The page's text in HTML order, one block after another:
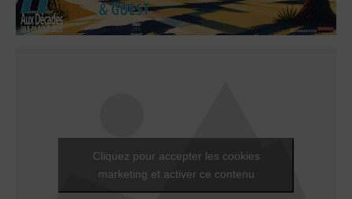
Cliquez pour accepter les cookies
marketing et activer ce contenu